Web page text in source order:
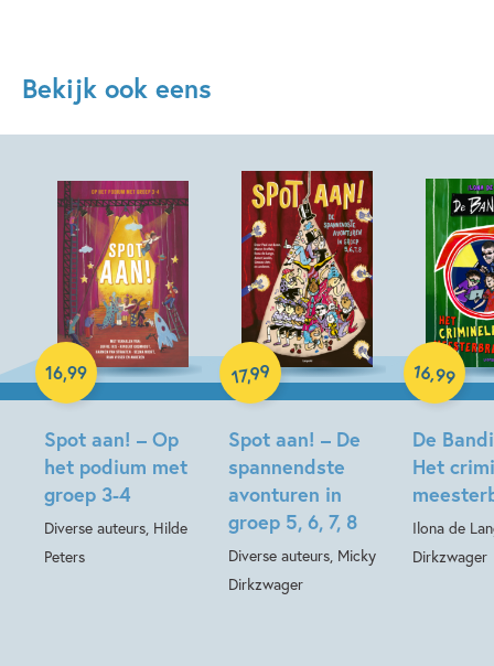
Bekijk ook eens
Spot aan! – Op
het podium met
groep 3-4
Diverse auteurs, Hilde
Peters
16,99
Hardcover
Spot aan! – De
spannendste
avonturen in
groep 5, 6, 7, 8
Diverse auteurs, Micky
Dirkzwager
17,99
Hardcover
De
Het
Ilona de
Dirkzwager
16,99
Hardcover